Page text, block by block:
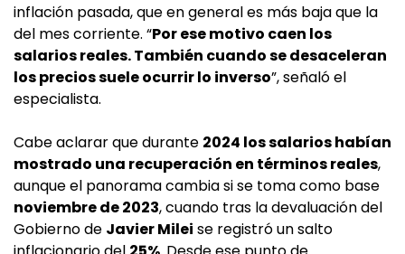
inflación pasada, que en general es más baja que la
del mes corriente. “Por ese motivo caen los
salarios reales. También cuando se desaceleran
los precios suele ocurrir lo inverso”, señaló el
especialista.
Cabe aclarar que durante 2024 los salarios habían
mostrado una recuperación en términos reales,
aunque el panorama cambia si se toma como base
noviembre de 2023, cuando tras la devaluación del
Gobierno de Javier Milei se registró un salto